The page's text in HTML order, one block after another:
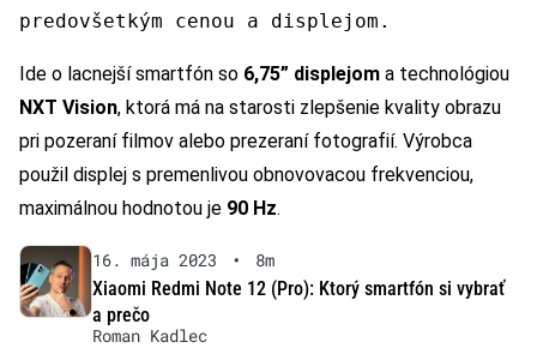
predovšetkým cenou a displejom.
Ide o lacnejší smartfón so 6,75” displejom a technológiou
NXT Vision, ktorá má na starosti zlepšenie kvality obrazu
pri pozeraní filmov alebo prezeraní fotografií. Výrobca
použil displej s premenlivou obnovovacou frekvenciou,
maximálnou hodnotou je 90 Hz.
16. mája 2023 •
8m
Xiaomi Redmi Note 12 (Pro): Ktorý smartfón si vybrať
a prečo
Roman Kadlec